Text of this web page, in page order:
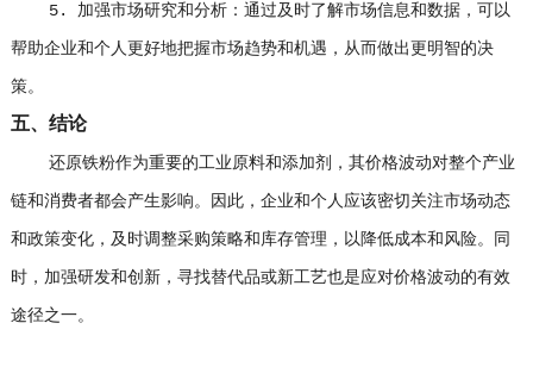
5. 加强市场研究和分析：通过及时了解市场信息和数据，可以
帮助企业和个人更好地把握市场趋势和机遇，从而做出更明智的决
策。
五、结论
还原铁粉作为重要的工业原料和添加剂，其价格波动对整个产业
链和消费者都会产生影响。因此，企业和个人应该密切关注市场动态
和政策变化，及时调整采购策略和库存管理，以降低成本和风险。同
时，加强研发和创新，寻找替代品或新工艺也是应对价格波动的有效
途径之一。